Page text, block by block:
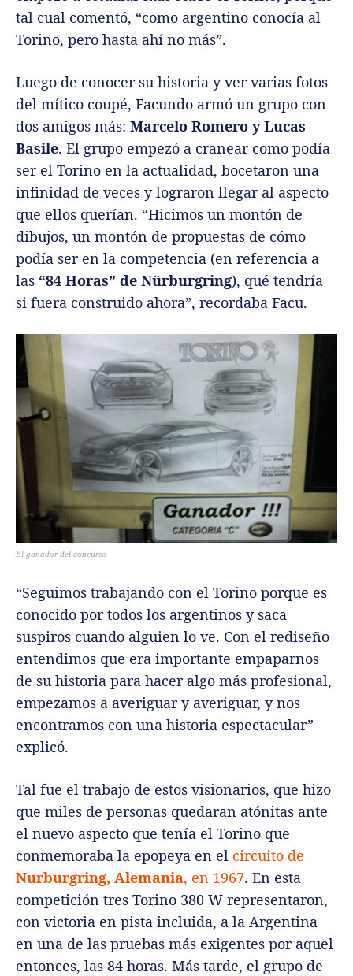
tal cual comentó, “como argentino conocía al
Torino, pero hasta ahí no más”.
Luego de conocer su historia y ver varias fotos
del mítico coupé, Facundo armó un grupo con
dos amigos más: Marcelo Romero y Lucas
Basile. El grupo empezó a cranear como podía
ser el Torino en la actualidad, bocetaron una
infinidad de veces y lograron llegar al aspecto
que ellos querían. “Hicimos un montón de
dibujos, un montón de propuestas de cómo
podía ser en la competencia (en referencia a
las “84 Horas” de Nürburgring), qué tendría
si fuera construido ahora”, recordaba Facu.
El ganador del concurso
“Seguimos trabajando con el Torino porque es
conocido por todos los argentinos y saca
suspiros cuando alguien lo ve. Con el rediseño
entendimos que era importante empaparnos
de su historia para hacer algo más profesional,
empezamos a averiguar y averiguar, y nos
encontramos con una historia espectacular”
explicó.
Tal fue el trabajo de estos visionarios, que hizo
que miles de personas quedaran atónitas ante
el nuevo aspecto que tenía el Torino que
conmemoraba la epopeya en el circuito de
Nurburgring, Alemania, en 1967. En esta
competición tres Torino 380 W representaron,
con victoria en pista incluida, a la Argentina
en una de las pruebas más exigentes por aquel
entonces, las 84 horas. Más tarde, el grupo de